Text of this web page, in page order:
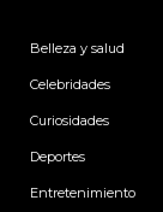
Belleza y salud
Celebridades
Curiosidades
Deportes
Entretenimiento